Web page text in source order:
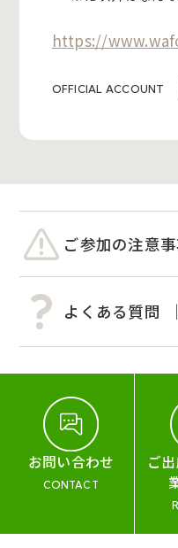
https://
OFFICIAL ACCOUNT
ご参加の注意
よくある質問
お問い合わせ
CONTACT
ご